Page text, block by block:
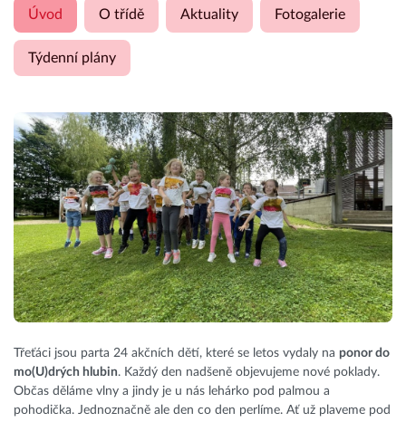
Úvod O třídě Aktuality Fotogalerie
Týdenní plány
Třeťáci jsou parta 24 akčních dětí, které se letos vydaly na ponor do
mo(U)drých hlubin. Každý den nadšeně objevujeme nové poklady.
Občas děláme vlny a jindy je u nás lehárko pod palmou a
pohodička. Jednoznačně ale den co den perlíme. Ať už plaveme pod